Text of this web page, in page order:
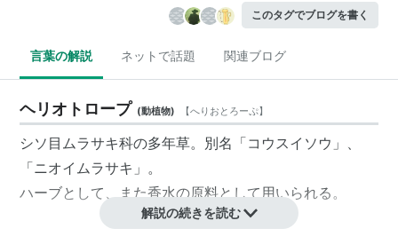
このタグでブログを書く
言葉の解説 ネットで話題 関連ブログ
ヘリオトロープ (動植物) 【へりおとろーぷ】
シソ目ムラサキ科の多年草。別名「コウスイソウ」、
「ニオイムラサキ」。
ハーブとして、また香水の原料として用いられる。
解説の続きを読む